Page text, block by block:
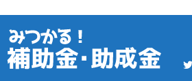
TwitterFacebookRSS